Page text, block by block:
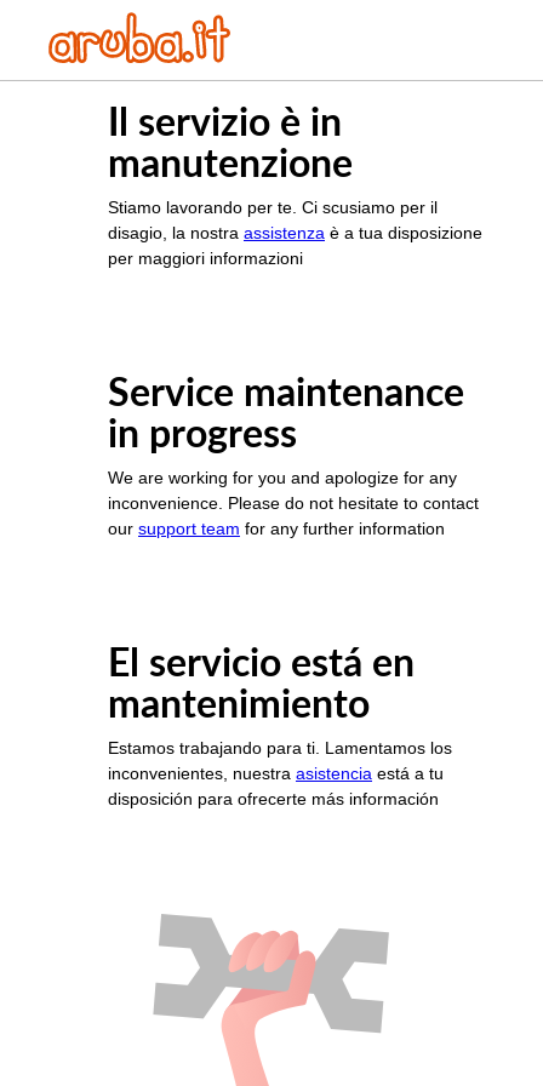
Il servizio è in
manutenzione
Stiamo lavorando per te. Ci scusiamo per il
disagio, la nostra assistenza è a tua disposizione
per maggiori informazioni
Service maintenance
in progress
We are working for you and apologize for any
inconvenience. Please do not hesitate to contact
our support team for any further information
El servicio está en
mantenimiento
Estamos trabajando para ti. Lamentamos los
inconvenientes, nuestra asistencia está a tu
disposición para ofrecerte más información